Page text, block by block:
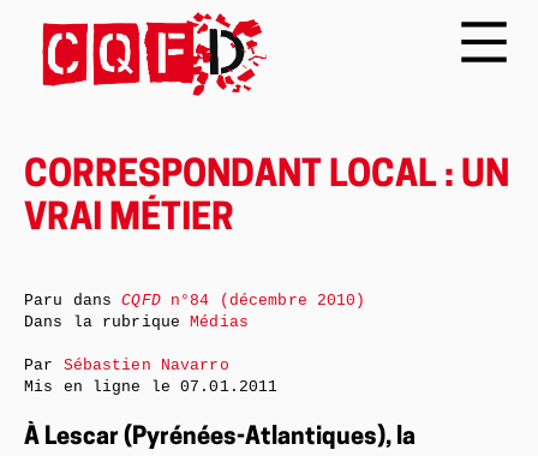
CORRESPONDANT LOCAL : UN
VRAI MÉTIER
À Lescar (Pyrénées-Atlantiques), la
Paru dansCQFDn°84 (décembre 2010)
Dans la rubriqueMédias
Par Sébastien Navarro
Mis en ligne le07.01.2011